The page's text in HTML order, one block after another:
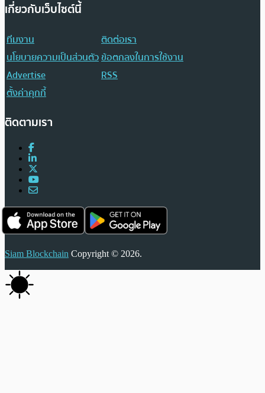
เกี่ยวกับเว็บไซต์นี้
ทีมงาน
ติดต่อเรา
นโยบายความเป็นส่วนตัวข้อตกลงในการใช้งาน
Advertise
RSS
ตั้งค่าคุกกี้
ติดตามเรา
Siam Blockchain Copyright © 2026.